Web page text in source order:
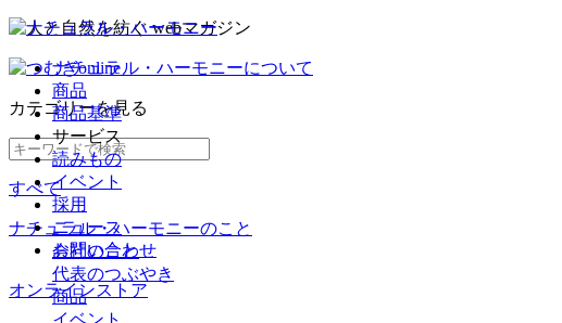
ナチュラル・ハーモニーについて
商品
商品基準
サービス
読みもの
イベント
採用
ニュース
お問い合わせ
オンラインストア
カテゴリーを見る
すべて
ナチュラル・ハーモニーのこと
会社のこと
代表のつぶやき
商品
イベント